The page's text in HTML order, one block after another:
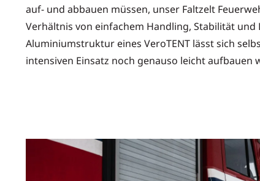
auf- und abbauen müssen, unser Faltzelt
Verhältnis von einfachem Handling, Stabilität
Aluminiumstruktur eines VeroTENT lässt sich
intensiven Einsatz noch genauso leicht aufbauen